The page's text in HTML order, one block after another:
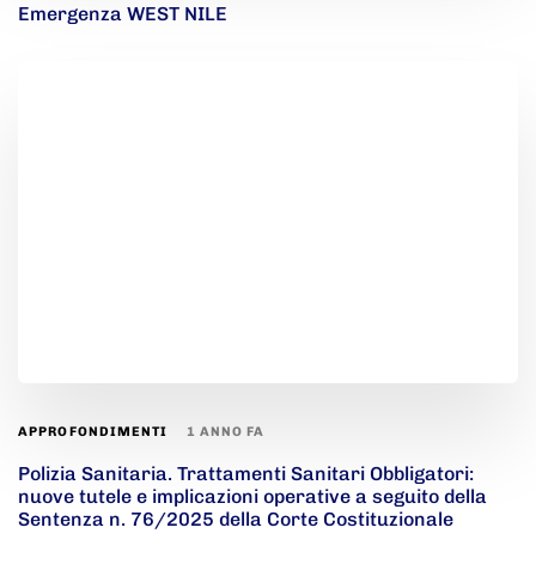
Emergenza WEST NILE
APPROFONDIMENTI 1 ANNO FA
Polizia Sanitaria. Trattamenti Sanitari Obbligatori:
nuove tutele e implicazioni operative a seguito della
Sentenza n. 76/2025 della Corte Costituzionale